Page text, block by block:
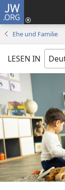
JW.ORG
Ehe und Familie
LESEN IN